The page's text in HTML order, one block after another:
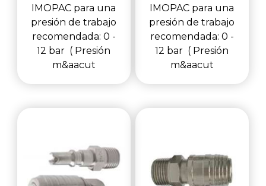
IMOPAC para una
presión de trabajo
recomendada: 0 -
12 bar ( Presión
m&aacut
IMOPAC para una
presión de trabajo
recomendada: 0 -
12 bar ( Presión
m&aacut